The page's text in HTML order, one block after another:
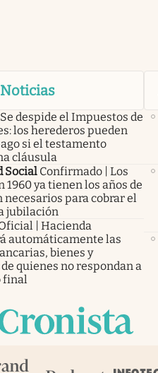
Se despide el Impuestos de
los herederos pueden
si el testamento
cláusula
Social Confirmado | Los
1960 ya tienen los años de
necesarios para cobrar el
jubilación
| Hacienda
automáticamente las
bienes y
quienes no respondan a
final